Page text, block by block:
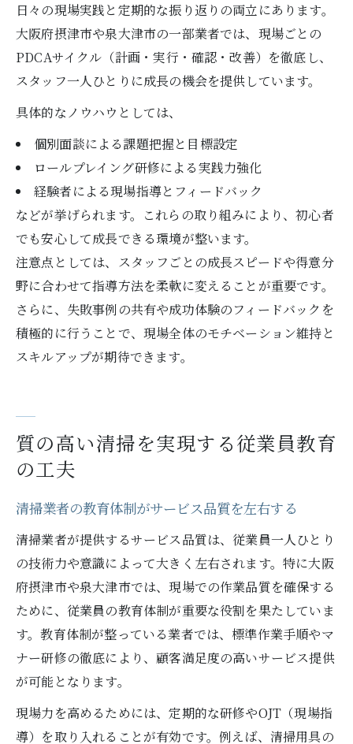
日々の現場実践と定期的な振り返りの両立にあります。
大阪府摂津市や泉大津市の一部業者では、現場ごとの
PDCAサイクル（計画・実行・確認・改善）を徹底し、
スタッフ一人ひとりに成長の機会を提供しています。
具体的なノウハウとしては、
個別面談による課題把握と目標設定
ロールプレイング研修による実践力強化
経験者による現場指導とフィードバック
などが挙げられます。これらの取り組みにより、初心者
でも安心して成長できる環境が整います。
注意点としては、スタッフごとの成長スピードや得意分
野に合わせて指導方法を柔軟に変えることが重要です。
さらに、失敗事例の共有や成功体験のフィードバックを
積極的に行うことで、現場全体のモチベーション維持と
スキルアップが期待できます。
質の高い清掃を実現する従業員教育
の工夫
清掃業者の教育体制がサービス品質を左右する
清掃業者が提供するサービス品質は、従業員一人ひとり
の技術力や意識によって大きく左右されます。特に大阪
府摂津市や泉大津市では、現場での作業品質を確保する
ために、従業員の教育体制が重要な役割を果たしていま
す。教育体制が整っている業者では、標準作業手順やマ
ナー研修の徹底により、顧客満足度の高いサービス提供
が可能となります。
現場力を高めるためには、定期的な研修やOJT（現場指
導）を取り入れることが有効です。例えば、清掃用具の